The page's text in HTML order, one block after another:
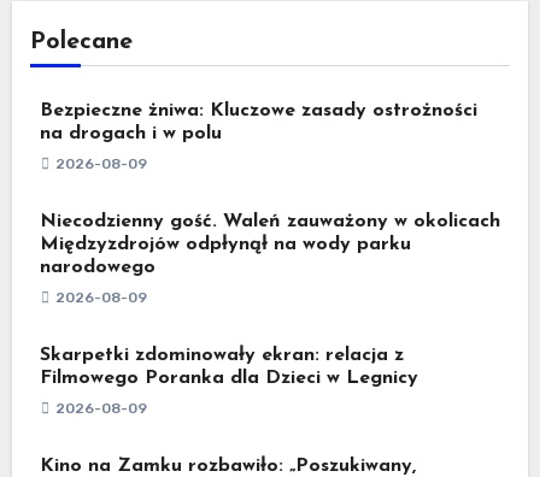
Polecane
Bezpieczne żniwa: Kluczowe zasady ostrożności
na drogach i w polu
2026-08-09
Niecodzienny gość. Waleń zauważony w okolicach
Międzyzdrojów odpłynął na wody parku
narodowego
2026-08-09
Skarpetki zdominowały ekran: relacja z
Filmowego Poranka dla Dzieci w Legnicy
2026-08-09
Kino na Zamku rozbawiło: „Poszukiwany,